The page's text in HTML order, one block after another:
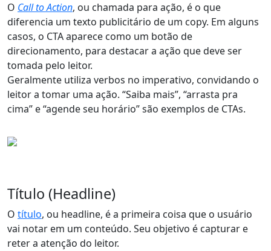
O Call to Action, ou chamada para ação, é o que
diferencia um texto publicitário de um copy. Em alguns
casos, o CTA aparece como um botão de
direcionamento, para destacar a ação que deve ser
tomada pelo leitor.
Geralmente utiliza verbos no imperativo, convidando o
leitor a tomar uma ação. “Saiba mais”, “arrasta pra
cima” e “agende seu horário” são exemplos de CTAs.
Título (Headline)
O título, ou headline, é a primeira coisa que o usuário
vai notar em um conteúdo. Seu objetivo é capturar e
reter a atenção do leitor.